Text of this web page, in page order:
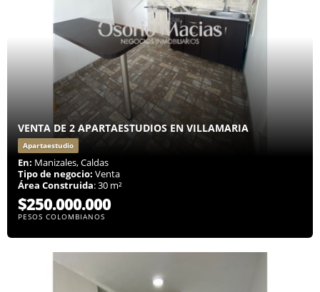
VENTA DE 2 APARTAESTUDIOS EN VILLAMARIA
Apartaestudio
En: Manizales, Caldas
Tipo de negocio: Venta
Área Construida: 30 m²
$250.000.000
PESOS COLOMBIANOS